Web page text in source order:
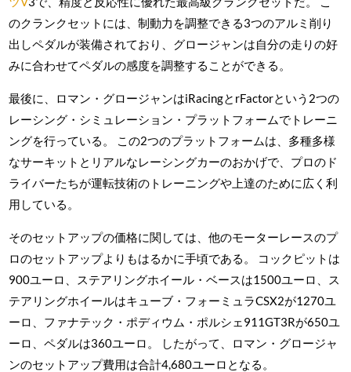
のクランクセットには、制動力を調整できる3つのアルミ削り
出しペダルが装備されており、グロージャンは自分の走りの好
みに合わせてペダルの感度を調整することができる。
最後に、ロマン・グロージャンはiRacingとrFactorという2つの
レーシング・シミュレーション・プラットフォームでトレーニ
ングを行っている。 この2つのプラットフォームは、多種多様
なサーキットとリアルなレーシングカーのおかげで、プロのド
ライバーたちが運転技術のトレーニングや上達のために広く利
用している。
そのセットアップの価格に関しては、他のモーターレースのプ
ロのセットアップよりもはるかに手頃である。 コックピットは
900ユーロ、ステアリングホイール・ベースは1500ユーロ、ス
テアリングホイールはキューブ・フォーミュラCSX2が1270ユ
ーロ、ファナテック・ポディウム・ポルシェ911GT3Rが650ユ
ーロ、ペダルは360ユーロ。 したがって、ロマン・グロージャ
ンのセットアップ費用は合計4,680ユーロとなる。